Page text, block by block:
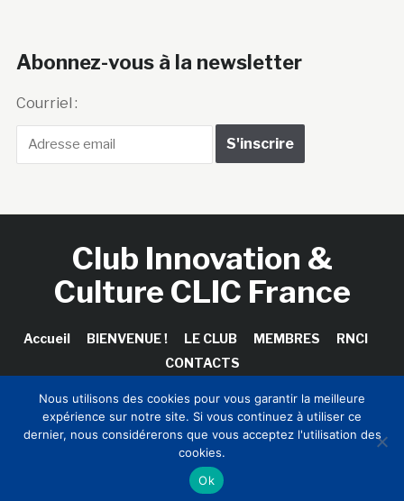
Abonnez-vous à la newsletter
Courriel :
Club Innovation &
Culture CLIC France
Accueil BIENVENUE ! LE CLUB MEMBRES
RNCI
CONTACTS
Copyright © 2026 Club Innovation & Culture CLIC France /
Sinapses Conseils
Nous utilisons des cookies pour vous garantir la meilleure
expérience sur notre site. Si vous continuez à utiliser ce
dernier, nous considérerons que vous acceptez l'utilisation des
cookies.
Ok